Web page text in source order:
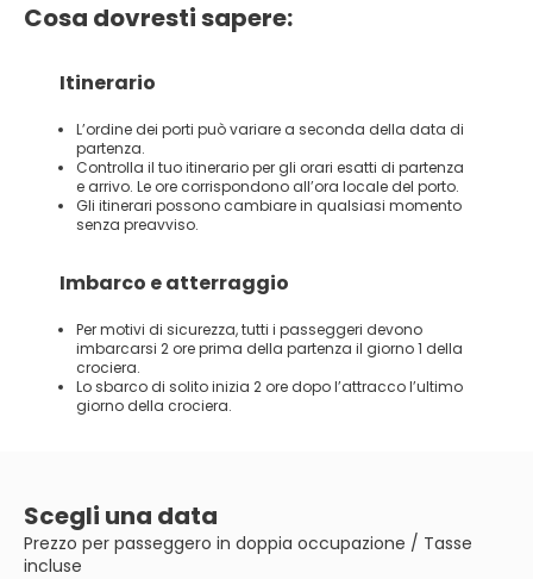
Cosa dovresti sapere:
Itinerario
L’ordine dei porti può variare a seconda della data di
partenza.
Controlla il tuo itinerario per gli orari esatti di partenza
e arrivo. Le ore corrispondono all’ora locale del porto.
Gli itinerari possono cambiare in qualsiasi momento
senza preavviso.
Imbarco e atterraggio
Per motivi di sicurezza, tutti i passeggeri devono
imbarcarsi 2 ore prima della partenza il giorno 1 della
crociera.
Lo sbarco di solito inizia 2 ore dopo l’attracco l’ultimo
giorno della crociera.
Scegli una data
Prezzo per passeggero in doppia occupazione / Tasse
incluse